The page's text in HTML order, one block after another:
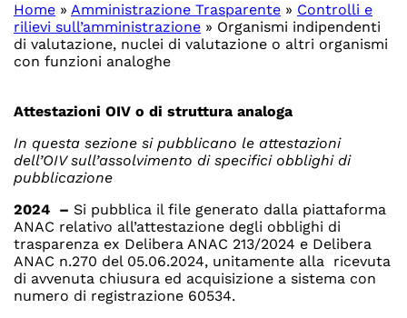
Home » Amministrazione Trasparente » Controlli e
rilievi sull’amministrazione » Organismi indipendenti
di valutazione, nuclei di valutazione o altri organismi
con funzioni analoghe
Attestazioni OIV o di struttura analoga
In questa sezione si pubblicano le attestazioni
dell’OIV sull’assolvimento di specifici obblighi di
pubblicazione
2024 – Si pubblica il file generato dalla piattaforma
ANAC relativo all’attestazione degli obblighi di
trasparenza ex Delibera ANAC 213/2024 e Delibera
ANAC n.270 del 05.06.2024, unitamente alla ricevuta
di avvenuta chiusura ed acquisizione a sistema con
numero di registrazione 60534.